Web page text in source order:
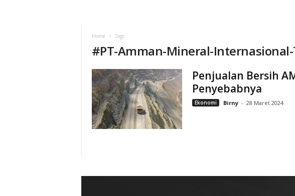
Home Tags
#PT-Amman-Mineral-
Penjualan Bersih
Penyebabnya
Ekonomi Birny - 28 Maret 2024